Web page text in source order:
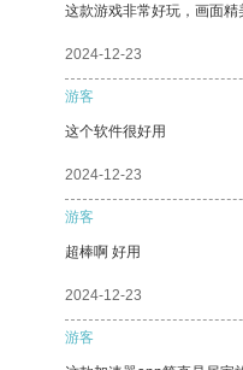
这款游戏非常好玩，画面
2024-12-23
游客
这个软件很好用
2024-12-23
游客
超棒啊 好用
2024-12-23
游客